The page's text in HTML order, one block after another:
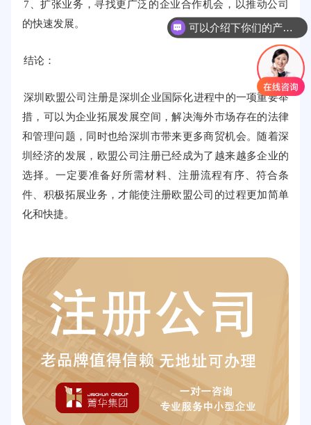
7、扩张业务，寻找更广泛的企业合作机会，以推动公司
的快速发展。
结论：
深圳欧盟公司注册是深圳企业国际化进程中的一项重要举
措，可以为企业拓展发展空间，解决海外市场存在的法律
和管理问题，同时也给深圳市带来更多商贸机会。随着深
圳经济的发展，欧盟公司注册已经成为了越来越多企业的
选择。一定要准备好所需材料、注册流程有序、符合条
件、积极拓展业务，才能使注册欧盟公司的过程更加简单
化和快捷。
可以介绍下你们的产品么